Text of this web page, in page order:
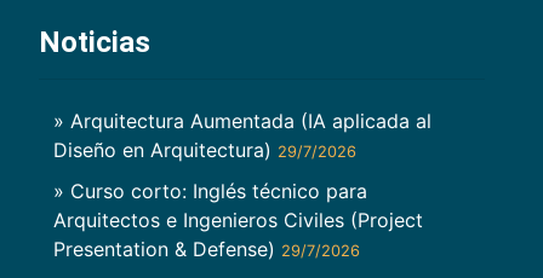
Noticias
» Arquitectura Aumentada (IA aplicada al
Diseño en Arquitectura) 29/7/2026
» Curso corto: Inglés técnico para
Arquitectos e Ingenieros Civiles (Project
Presentation & Defense) 29/7/2026